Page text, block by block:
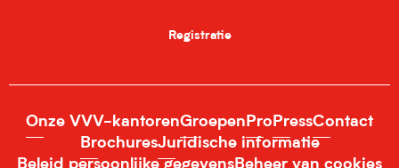
Registratie
Onze VVV-kantorenGroepen Pro PressContact
BrochuresJuridische informatie